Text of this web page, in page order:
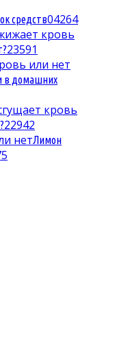
средств04264
23591
в домашних
22942
Лимон